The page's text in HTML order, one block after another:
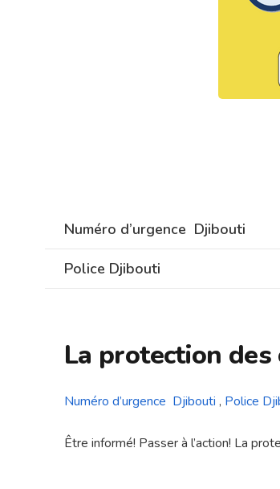
Numéro d’urgence Djibouti
Police Djibouti
La protection
Numéro d’urgence Djibouti , Police
Être informé! Passer à l’action! La